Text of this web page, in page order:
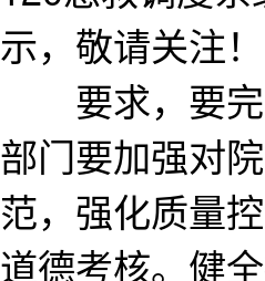
示，敬请关注！
要求，要完
部门要加强对
范，强化质量
道德考核。健